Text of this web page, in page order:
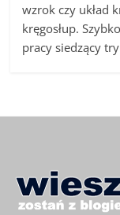
wzrok czy układ
kręgosłup.
pracy siedzący